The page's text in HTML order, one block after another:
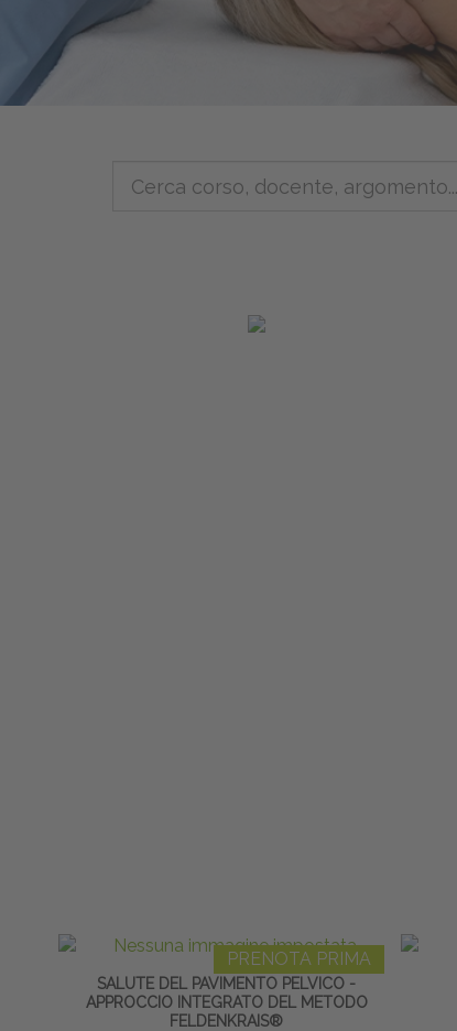
PRENOTA PRIMA
SALUTE DEL PAVIMENTO PELVICO -
APPROCCIO INTEGRATO DEL METODO
FELDENKRAIS®